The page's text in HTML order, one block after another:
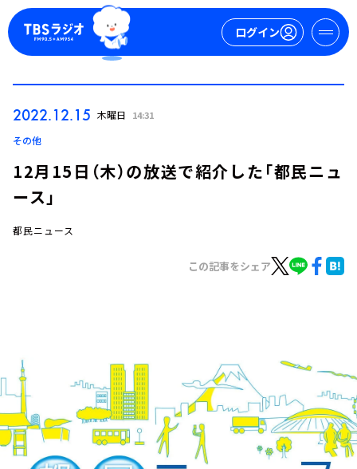
ログイン
イベント・グッズ
YouTube
会社情報
2022.12.15 木曜日 14:31
その他
12月15日（木）の放送で紹介した「都民ニュ
ース」
都民ニュース
この記事をシェア